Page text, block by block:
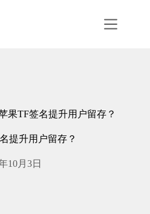
果TF签名提升用户留存？
提升用户留存？
10月3日